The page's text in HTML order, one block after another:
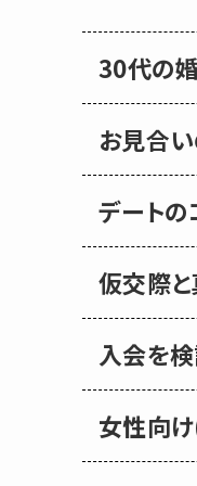
30代の
お見合
デート
仮交際
入会を
女性向